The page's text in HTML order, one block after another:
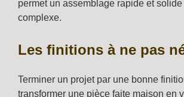
permet un assemblage rapide et
complexe.
Les finitions à ne pas
Terminer un projet par une bonne
transformer une pièce faite maison en